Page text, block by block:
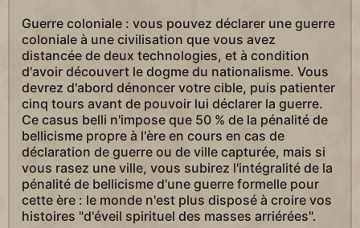
Guerre coloniale : vous pouvez déclarer une guerre
coloniale à une civilisation que vous avez
distancée de deux technologies, et à condition
d'avoir découvert le dogme du nationalisme. Vous
devrez d'abord dénoncer votre cible, puis patienter
cinq tours avant de pouvoir lui déclarer la guerre.
Ce casus belli n'impose que 50 % de la pénalité de
bellicisme propre à l'ère en cours en cas de
déclaration de guerre ou de ville capturée, mais si
vous rasez une ville, vous subirez l'intégralité de la
pénalité de bellicisme d'une guerre formelle pour
cette ère : le monde n'est plus disposé à croire vos
histoires "d'éveil spirituel des masses arriérées".